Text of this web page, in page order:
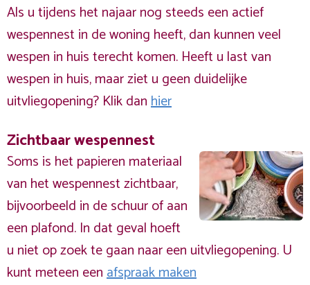
Als u tijdens het najaar nog steeds een actief
wespennest in de woning heeft, dan kunnen veel
wespen in huis terecht komen. Heeft u last van
wespen in huis, maar ziet u geen duidelijke
uitvliegopening? Klik danhier
Zichtbaar wespennest
Soms is het papieren materiaal
van het wespennest zichtbaar,
bijvoorbeeld in de schuur of aan
een plafond. In dat geval hoeft
u niet op zoek te gaan naar een uitvliegopening. U
kunt meteen eenafspraak maken